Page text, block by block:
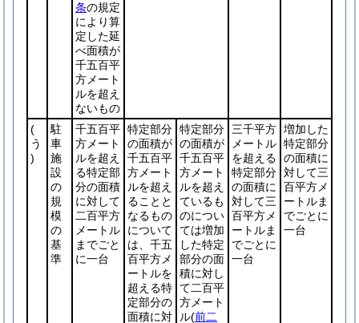
条の規定
により算
定した延
べ面積が
千五百平
方メート
ルを超え
ないもの
(
う
)
駐
車
施
設
の
規
模
の
基
準
千五百平
方メート
ルを超え
る特定部
分の面積
に対して
二百平方
メートル
までごと
に一台
特定部分
の面積が
千五百平
方メート
ルを超え
ることと
なるもの
について
は、千五
百平方メ
ートルを
超える特
定部分の
面積に対
特定部分
の面積が
千五百平
方メート
ルを超え
ているも
のについ
ては増加
した特定
部分の面
積に対し
て二百平
方メート
ル(前二
三千平方
メートル
を超える
特定部分
の面積に
対して三
百平方メ
ートルま
でごとに
一台
増加した
特定部分
の面積に
対して三
百平方メ
ートルま
でごとに
一台